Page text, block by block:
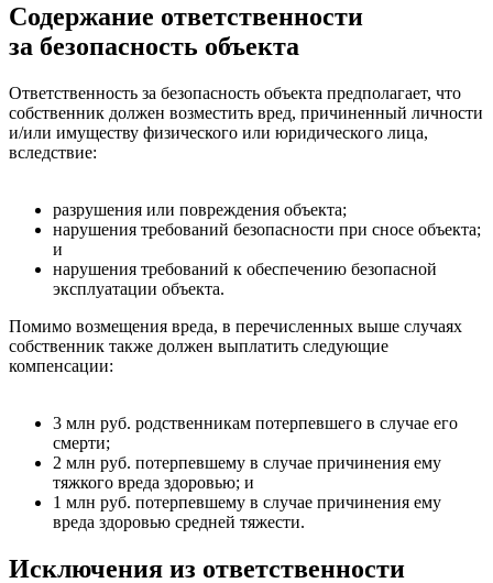
Содержание ответственности
за безопасность объекта
Ответственность за безопасность объекта предполагает, что
собственник должен возместить вред, причиненный личности
и/или имуществу физического или юридического лица,
вследствие:
разрушения или повреждения объекта;
нарушения требований безопасности при сносе объекта;
и
нарушения требований к обеспечению безопасной
эксплуатации объекта.
Помимо возмещения вреда, в перечисленных выше случаях
собственник также должен выплатить следующие
компенсации:
3 млн руб. родственникам потерпевшего в случае его
смерти;
2 млн руб. потерпевшему в случае причинения ему
тяжкого вреда здоровью; и
1 млн руб. потерпевшему в случае причинения ему
вреда здоровью средней тяжести.
Исключения из ответственности